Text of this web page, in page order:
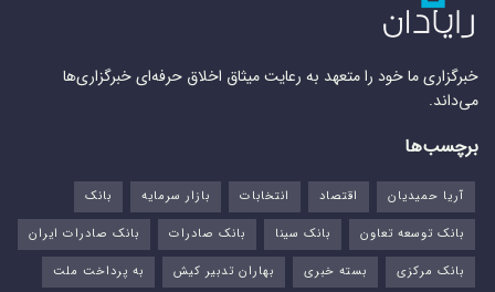
خبرگزاری ما خود را متعهد به رعایت میثاق اخلاق حرفه‌ای خبرگزاری‌ها
می‌داند.
برچسب‌ها
آریا حمیدیان اقتصاد انتخابات بازار سرمایه
بانک
بانک توسعه تعاون
بانک سینا بانک صادرات
بانک صادرات ایران
بانک مرکزی
بسته خبری بهاران تدبیر کیش
به پرداخت ملت